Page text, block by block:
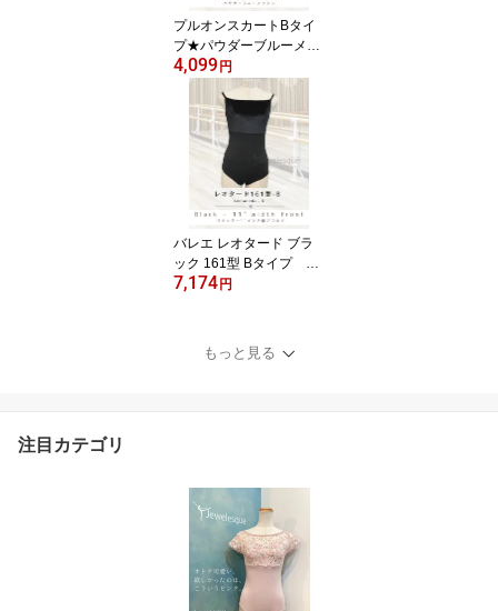
プルオンスカートBタイ
プ★パウダーブルーメッ
シュJewelesqueオリジ
ナルpull-on-b-powderblu
emesh
4,099円
バレエ レオタード ブラ
ック 161型 Bタイプ デ
コルテ11インチ幅 ジ
7,174円
もっと見る
注目カテゴリ